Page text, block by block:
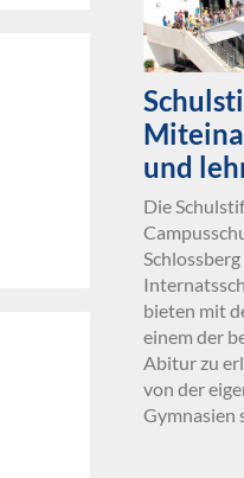
und
Die
bieten mit
einem der
Abitur zu
von der
Gymnasien